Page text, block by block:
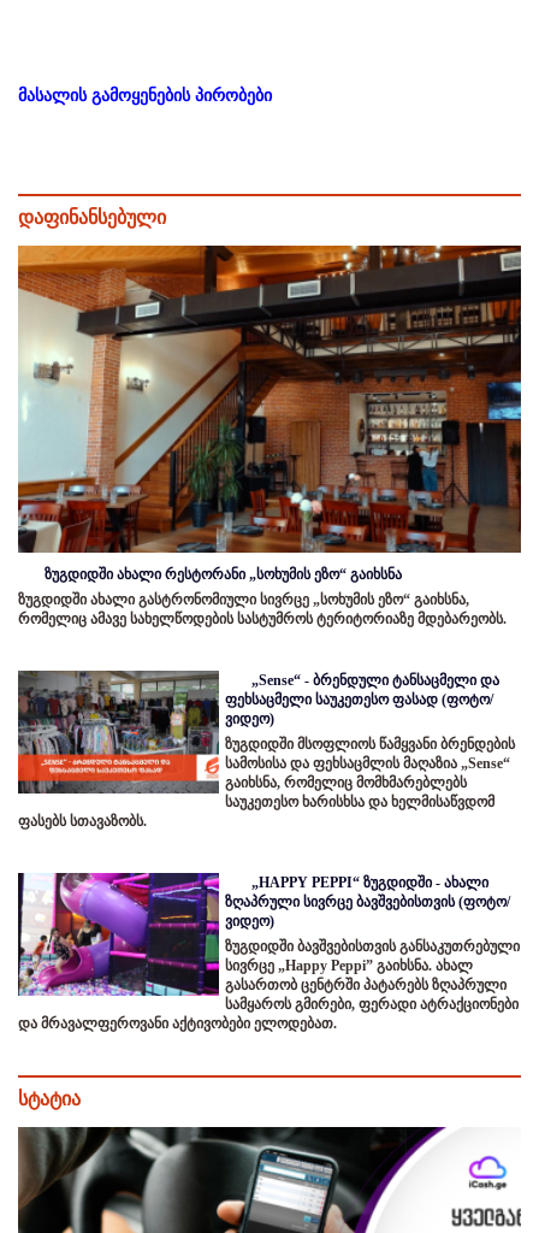
მასალის გამოყენების პირობები
დაფინანსებული
ზუგდიდში ახალი რესტორანი „სოხუმის ეზო“ გაიხსნა
ზუგდიდში ახალი გასტრონომიული სივრცე „სოხუმის ეზო“ გაიხსნა,
რომელიც ამავე სახელწოდების სასტუმროს ტერიტორიაზე მდებარეობს.
„Sense“ - ბრენდული ტანსაცმელი და
ფეხსაცმელი საუკეთესო ფასად (ფოტო/
ვიდეო)
ზუგდიდში მსოფლიოს წამყვანი ბრენდების
სამოსისა და ფეხსაცმლის მაღაზია „Sense“
გაიხსნა, რომელიც მომხმარებლებს
საუკეთესო ხარისხსა და ხელმისაწვდომ
ფასებს სთავაზობს.
„HAPPY PEPPI“ ზუგდიდში - ახალი
ზღაპრული სივრცე ბავშვებისთვის (ფოტო/
ვიდეო)
ზუგდიდში ბავშვებისთვის განსაკუთრებული
სივრცე „Happy Peppi” გაიხსნა. ახალ
გასართობ ცენტრში პატარებს ზღაპრული
სამყაროს გმირები, ფერადი ატრაქციონები
და მრავალფეროვანი აქტივობები ელოდებათ.
სტატია